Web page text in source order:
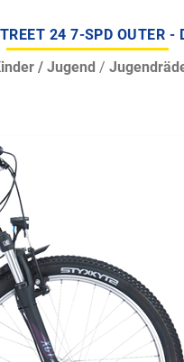
24 7-SPD OUTER -
/ Jugend /